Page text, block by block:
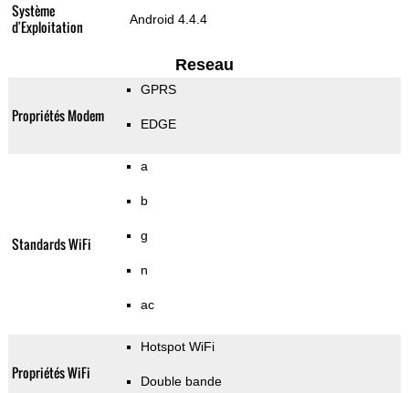
Système
d'Exploitation
Android 4.4.4
Reseau
Propriétés Modem
GPRS
EDGE
Standards WiFi
a
b
g
n
ac
Propriétés WiFi
Hotspot WiFi
Double bande